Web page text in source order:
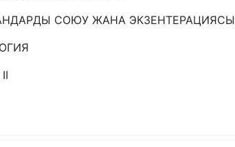
СОЮУ ЖАНА ЭКЗЕНТЕРАЦИЯСЫ